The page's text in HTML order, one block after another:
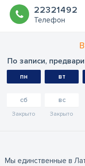
22321492
Телефон
По записи,
пн вт
сб
Закрыто
вс
Закрыто
Мы единственные в